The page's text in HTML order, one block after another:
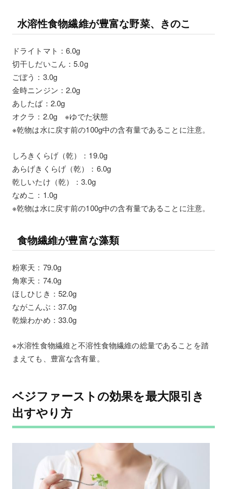
水溶性食物繊維が豊富な野菜、きのこ
ドライトマト：6.0g
切干しだいこん：5.0g
ごぼう：3.0g
金時ニンジン：2.0g
あしたば：2.0g
オクラ：2.0g ※ゆでた状態
※乾物は水に戻す前の100g中の含有量であることに注意。
しろきくらげ（乾）：19.0g
あらげきくらげ（乾）：6.0g
乾しいたけ（乾）：3.0g
なめこ：1.0g
※乾物は水に戻す前の100g中の含有量であることに注意。
食物繊維が豊富な藻類
粉寒天：79.0g
角寒天：74.0g
ほしひじき：52.0g
ながこんぶ：37.0g
乾燥わかめ：33.0g
※水溶性食物繊維と不溶性食物繊維の総量であることを踏
まえても、豊富な含有量。
ベジファーストの効果を最大限引き
出すやり方